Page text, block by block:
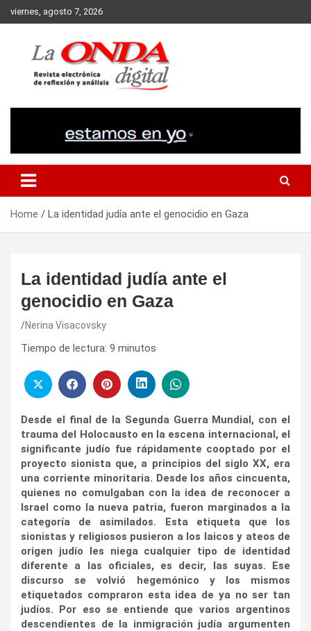
Skip
to
viernes, agosto 7, 2026
Home La identidad judía ante el genocidio en Gaza
La identidad judía ante el
genocidio en Gaza
Nerina Visacovsky
Tiempo de lectura: 9 minutos
Desde el final de la Segunda Guerra Mundial, con el
trauma del Holocausto en la escena internacional, el
significante judío fue rápidamente cooptado por el
proyecto sionista que, a principios del siglo XX, era
una corriente minoritaria. Desde los años cincuenta,
quienes no comulgaban con la idea de reconocer a
Israel como la nueva patria, fueron marginados a la
categoría de asimilados. Esta etiqueta que los
sionistas y religiosos pusieron a los laicos y ateos de
origen judío les niega cualquier tipo de identidad
diferente a las oficiales, es decir, las suyas. Ese
discurso se volvió hegemónico y los mismos
etiquetados compraron esta idea de ya no ser tan
judíos. Por eso se entiende que varios argentinos
descendientes de la inmigración judía argumenten